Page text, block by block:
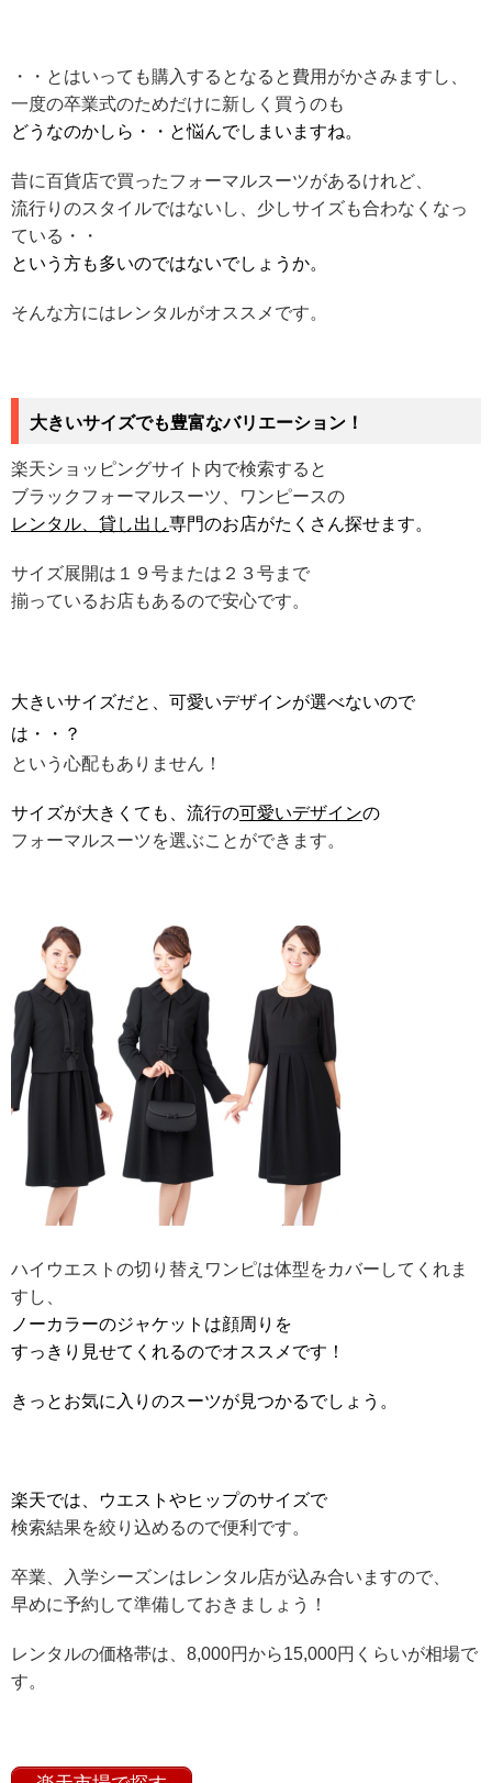
・・とはいっても購入するとなると費用がかさみますし、
一度の卒業式のためだけに新しく買うのも
どうなのかしら・・と悩んでしまいますね。
昔に百貨店で買ったフォーマルスーツがあるけれど、
流行りのスタイルではないし、少しサイズも合わなくなっ
ている・・
という方も多いのではないでしょうか。
そんな方にはレンタルがオススメです。
大きいサイズでも豊富なバリエーション！
楽天ショッピングサイト内で検索すると
ブラックフォーマルスーツ、ワンピースの
レンタル、貸し出し専門のお店がたくさん探せます。
サイズ展開は１９号または２３号まで
揃っているお店もあるので安心です。
大きいサイズだと、可愛いデザインが選べないので
は・・？
という心配もありません！
サイズが大きくても、流行の可愛いデザインの
フォーマルスーツを選ぶことができます。
ハイウエストの切り替えワンピは体型をカバーしてくれま
すし、
ノーカラーのジャケットは顔周りを
すっきり見せてくれるのでオススメです！
きっとお気に入りのスーツが見つかるでしょう。
楽天では、ウエストやヒップのサイズで
検索結果を絞り込めるので便利です。
卒業、入学シーズンはレンタル店が込み合いますので、
早めに予約して準備しておきましょう！
レンタルの価格帯は、8,000円から15,000円くらいが相場で
す。